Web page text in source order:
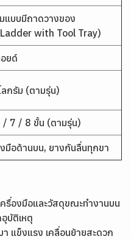
แบบมีถาดวางของ
with Tool Tray)
ยด์
กรัม (ตามรุ่น)
7 / 8 ขั้น (ตามรุ่น)
มือด้านบน, ยางกันลื่นทุกขา
รื่องมือและวัสดุขณะทำงานบน
บัติเหตุ
า แข็งแรง เคลื่อนย้ายสะดวก